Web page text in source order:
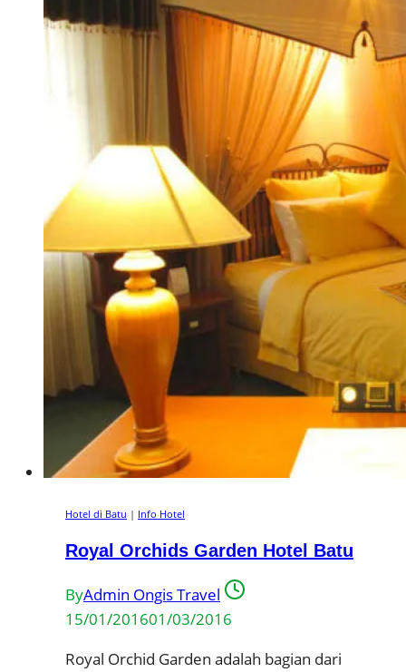
Hotel di Batu | Info Hotel
Royal Orchids Garden Hotel Batu
ByAdmin Ongis Travel
15/01/201601/03/2016
Royal Orchid Garden adalah bagian dari